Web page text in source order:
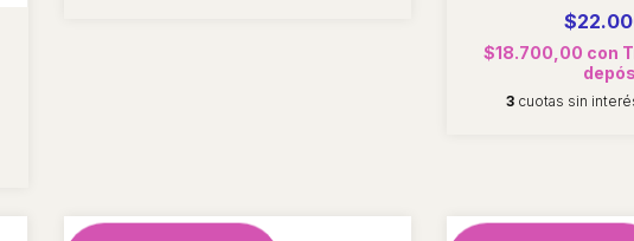
$18.700,00 con
3 cuotas sin